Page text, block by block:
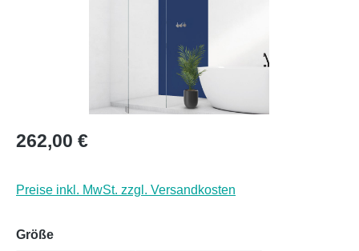
Regulärer Preis:
262,00 €
Preise inkl. MwSt. zzgl. Versandkosten
Größeauswählen